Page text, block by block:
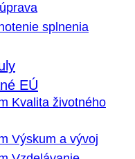
splnenia
EÚ
Kvalita životného
Výskum a vývoj